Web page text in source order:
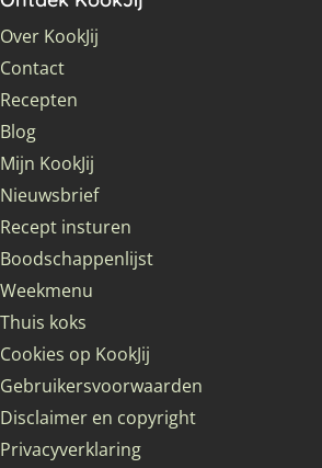
Over KookJij
Contact
Recepten
Blog
Mijn KookJij
Nieuwsbrief
Recept insturen
Boodschappenlijst
Weekmenu
Thuis koks
Cookies op KookJij
Gebruikersvoorwaarden
Disclaimer en copyright
Privacyverklaring